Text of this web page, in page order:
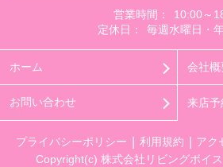
営業時間：
10:00～
定休日：
毎週水曜日・
ホーム 会社概
お問い合わせ 来店予
プライバシーポリシー 利用規約 アク
Copyright(c) 株式会社リビングボイ